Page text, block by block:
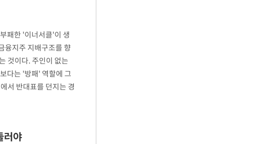
패한 '이너서클'이 생
융지주 지배구조를 향
것이다. 주인이 없는
다는 '방패' 역할에 그
서 반대표를 던지는 경
러야